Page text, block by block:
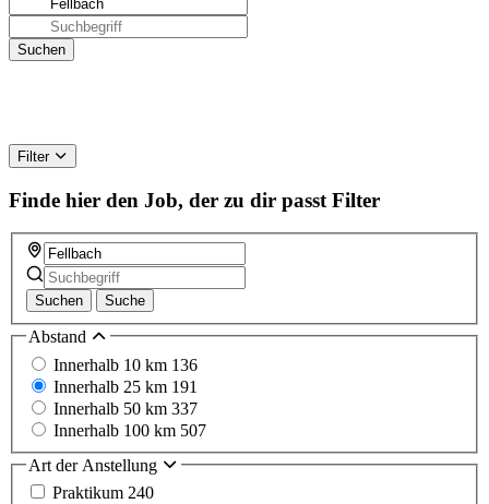
Filter
Finde hier den Job, der zu dir passt Filter
Suchen Suche
Abstand
Innerhalb 10 km 136
Innerhalb 25 km 191
Innerhalb 50 km 337
Innerhalb 100 km 507
Art der Anstellung
Praktikum 240